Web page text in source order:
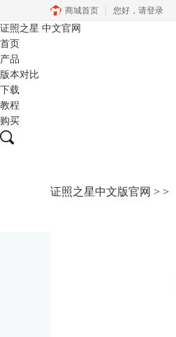
商城首页 您好， 请登录
证照之星 中文官网
首页
产品
版本对比
下载
教程
购买
证照之星中文版官网 > >